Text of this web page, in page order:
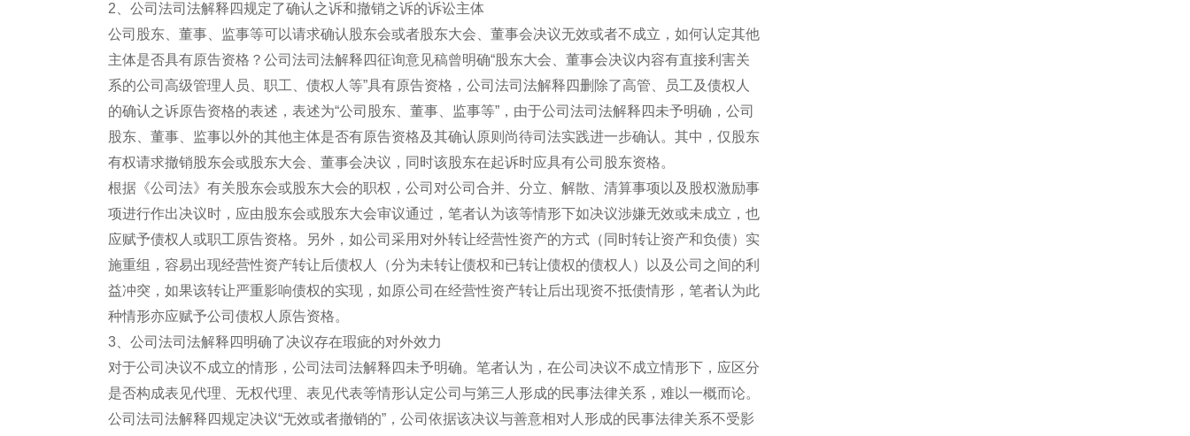
2、公司法司法解释四规定了确认之诉和撤销之诉的诉讼主体
公司股东、董事、监事等可以请求确认股东会或者股东大会、董事会决议无效或者不成立，如何认定其他
主体是否具有原告资格？公司法司法解释四征询意见稿曾明确“股东大会、董事会决议内容有直接利害关
系的公司高级管理人员、职工、债权人等”具有原告资格，公司法司法解释四删除了高管、员工及债权人
的确认之诉原告资格的表述，表述为“公司股东、董事、监事等”，由于公司法司法解释四未予明确，公司
股东、董事、监事以外的其他主体是否有原告资格及其确认原则尚待司法实践进一步确认。其中，仅股东
有权请求撤销股东会或股东大会、董事会决议，同时该股东在起诉时应具有公司股东资格。
根据《公司法》有关股东会或股东大会的职权，公司对公司合并、分立、解散、清算事项以及股权激励事
项进行作出决议时，应由股东会或股东大会审议通过，笔者认为该等情形下如决议涉嫌无效或未成立，也
应赋予债权人或职工原告资格。另外，如公司采用对外转让经营性资产的方式（同时转让资产和负债）实
施重组，容易出现经营性资产转让后债权人（分为未转让债权和已转让债权的债权人）以及公司之间的利
益冲突，如果该转让严重影响债权的实现，如原公司在经营性资产转让后出现资不抵债情形，笔者认为此
种情形亦应赋予公司债权人原告资格。
3、公司法司法解释四明确了决议存在瑕疵的对外效力
对于公司决议不成立的情形，公司法司法解释四未予明确。笔者认为，在公司决议不成立情形下，应区分
是否构成表见代理、无权代理、表见代表等情形认定公司与第三人形成的民事法律关系，难以一概而论。
公司法司法解释四规定决议“无效或者撤销的”，公司依据该决议与善意相对人形成的民事法律关系不受影